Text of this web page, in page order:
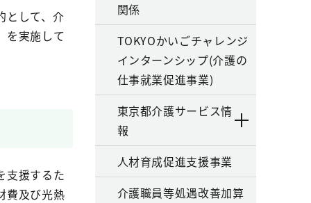
として、介
を実施して
支援するた
費及び光熱
関係
TOKYOかいごチャレンジ
インターンシップ(介護の
仕事就業促進事業)
東京都介護サービス情
報
人材育成促進支援事業
介護職員等処遇改善加算